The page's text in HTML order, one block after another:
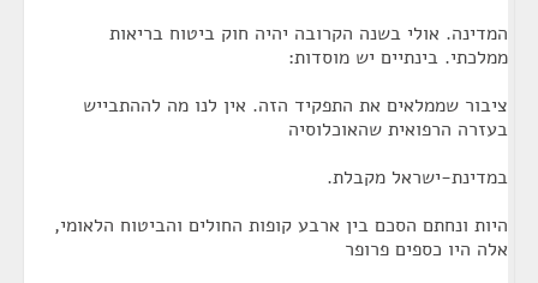
המדינה. אולי בשנה הקרובה יהיה חוק ביטוח בריאות
ממלכתי. בינתיים יש מוסדות:
ציבור שממלאים את התפקיד הזה. אין לנו מה לההתבייש
בעזרה הרפואית שהאוכלוסיה
במדינת-ישראל מקבלת.
היות ונחתם הסכם בין ארבע קופות החולים והביטוח הלאומי,
אלה היו כספים פרופר